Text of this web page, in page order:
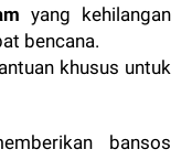
yang kehilangan
bencana.
khusus untuk
bansos